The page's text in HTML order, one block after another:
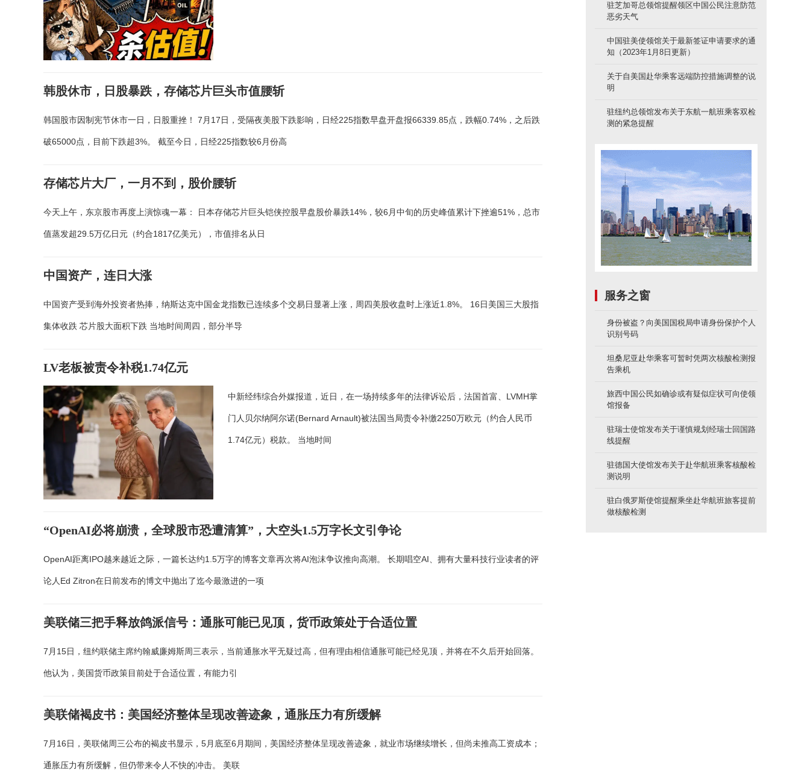
韩股休市，日股暴跌，存储芯片巨头市值腰斩
韩国股市因制宪节休市一日，日股重挫！ 7月17日，受隔夜美股下跌影响，日经225指数早盘开盘报66339.85点，跌幅0.74%，之后跌
破65000点，目前下跌超3%。 截至今日，日经225指数较6月份高
存储芯片大厂，一月不到，股价腰斩
今天上午，东京股市再度上演惊魂一幕： 日本存储芯片巨头铠侠控股早盘股价暴跌14%，较6月中旬的历史峰值累计下挫逾51%，总市
值蒸发超29.5万亿日元（约合1817亿美元），市值排名从日
中国资产，连日大涨
中国资产受到海外投资者热捧，纳斯达克中国金龙指数已连续多个交易日显著上涨，周四美股收盘时上涨近1.8%。 16日美国三大股指
集体收跌 芯片股大面积下跌 当地时间周四，部分半导
LV老板被责令补税1.74亿元
中新经纬综合外媒报道，近日，在一场持续多年的法律诉讼后，法国首富、LVMH掌
门人贝尔纳阿尔诺(Bernard Arnault)被法国当局责令补缴2250万欧元（约合人民币
1.74亿元）税款。 当地时间
“OpenAI必将崩溃，全球股市恐遭清算”，大空头1.5万字长文引争论
OpenAI距离IPO越来越近之际，一篇长达约1.5万字的博客文章再次将AI泡沫争议推向高潮。 长期唱空AI、拥有大量科技行业读者的评
论人Ed Zitron在日前发布的博文中抛出了迄今最激进的一项
美联储三把手释放鸽派信号：通胀可能已见顶，货币政策处于合适位置
7月15日，纽约联储主席约翰威廉姆斯周三表示，当前通胀水平无疑过高，但有理由相信通胀可能已经见顶，并将在不久后开始回落。
他认为，美国货币政策目前处于合适位置，有能力引
美联储褐皮书：美国经济整体呈现改善迹象，通胀压力有所缓解
7月16日，美联储周三公布的褐皮书显示，5月底至6月期间，美国经济整体呈现改善迹象，就业市场继续增长，但尚未推高工资成本；
通胀压力有所缓解，但仍带来令人不快的冲击。 美联
驻芝加哥总领馆提醒领区中国公民注意防范
恶劣天气
中国驻美使领馆关于最新签证申请要求的通
知（2023年1月8日更新）
关于自美国赴华乘客远端防控措施调整的说
明
驻纽约总领馆发布关于东航一航班乘客双检
测的紧急提醒
服务之窗
身份被盗？向美国国税局申请身份保护个人
识别号码
坦桑尼亚赴华乘客可暂时凭两次核酸检测报
告乘机
旅西中国公民如确诊或有疑似症状可向使领
馆报备
驻瑞士使馆发布关于谨慎规划经瑞士回国路
线提醒
驻德国大使馆发布关于赴华航班乘客核酸检
测说明
驻白俄罗斯使馆提醒乘坐赴华航班旅客提前
做核酸检测